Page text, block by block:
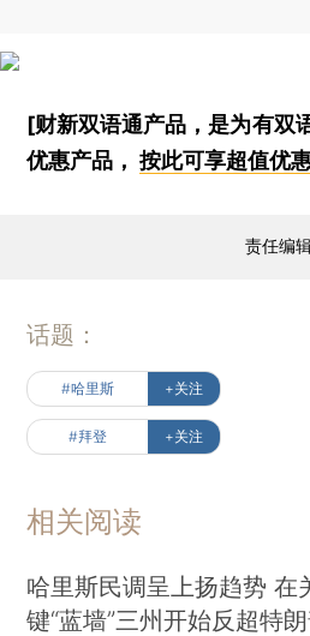
[财新双语通产品，是为有双
优惠产品，按此可享超值优
责任编
话题：
#哈里斯 +关注
#拜登 +关注
相关阅读
哈里斯民调呈上扬趋势 在
键“蓝墙”三州开始反超特